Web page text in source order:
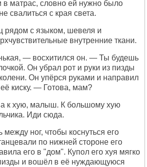
в матрас, словно ей нужно было
свалиться с края света.
рядом с языком, шевеля и
внутренние ткани.
— восхитился он. — Ты будешь
Он убрал рот и руки из пизды
Он упёрся руками и направил
киску. — Готова, мам?
к хую, малыш. К большому хую
Иди сюда.
ног, чтобы коснуться его
по нижней стороне его
его в "дом". Купол его хуя мягко
и вошёл в её нуждающуюся